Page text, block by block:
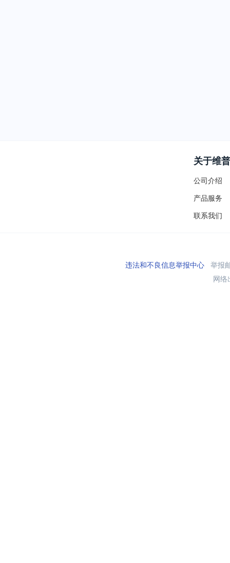
关于维普
公司介绍
产品服务
联系我们
违法和不良信息举报中心举报
网